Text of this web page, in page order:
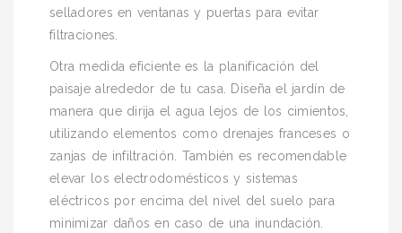
selladores en ventanas y puertas para evitar
filtraciones.
Otra medida eficiente es la planificación del
paisaje alrededor de tu casa. Diseña el jardín de
manera que dirija el agua lejos de los cimientos,
utilizando elementos como drenajes franceses o
zanjas de infiltración. También es recomendable
elevar los electrodomésticos y sistemas
eléctricos por encima del nivel del suelo para
minimizar daños en caso de una inundación.